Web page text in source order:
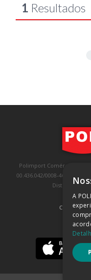
1 Resultados
Polimport Comércio e
00.436.042/0008-46, IE
Distrito
COMPRA
A